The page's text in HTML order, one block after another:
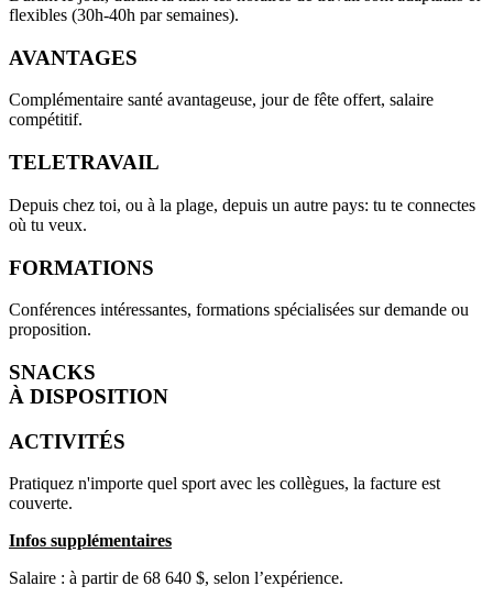
flexibles (30h-40h par semaines).
AVANTAGES
Complémentaire santé avantageuse, jour de fête offert, salaire
compétitif.
TELETRAVAIL
Depuis chez toi, ou à la plage, depuis un autre pays: tu te connectes
où tu veux.
FORMATIONS
Conférences intéressantes, formations spécialisées sur demande ou
proposition.
SNACKS
À DISPOSITION
ACTIVITÉS
Pratiquez n'importe quel sport avec les collègues, la facture est
couverte.
Infos supplémentaires
Salaire : à partir de 68 640 $, selon l’expérience.